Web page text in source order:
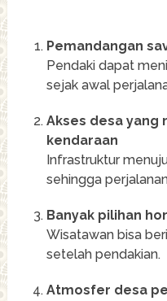
Pemandangan
Pendaki dapat
sejak awal
Akses desa yang
kendaraan
Infrastruktur
sehingga
Banyak pilihan
Wisatawan bisa
setelah pendakian.
Atmosfer desa